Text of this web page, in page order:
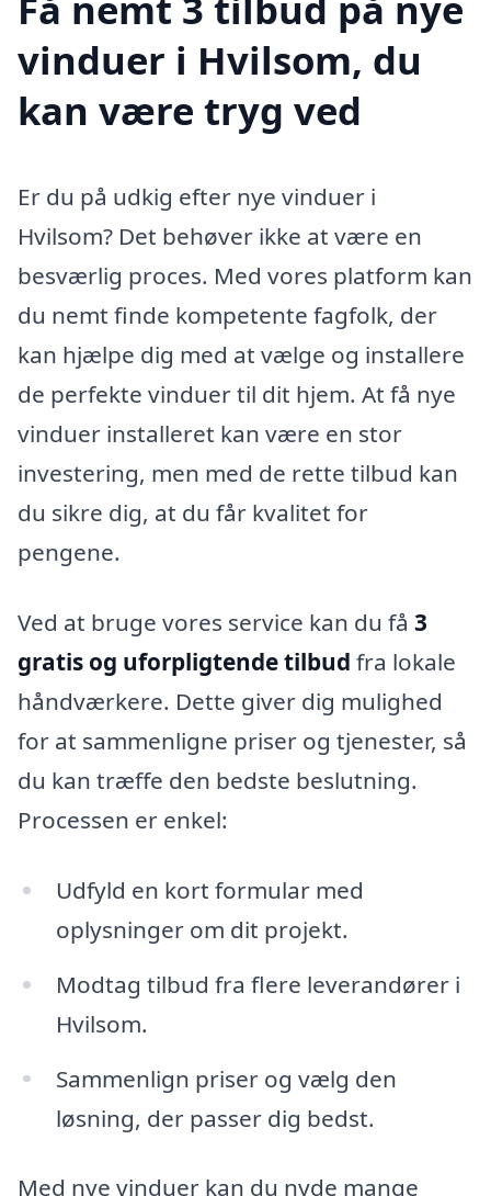
vinduer i Hvilsom, du
kan være tryg ved
Er du på udkig efter nye vinduer i
Hvilsom? Det behøver ikke at være en
besværlig proces. Med vores platform kan
du nemt finde kompetente fagfolk, der
kan hjælpe dig med at vælge og installere
de perfekte vinduer til dit hjem. At få nye
vinduer installeret kan være en stor
investering, men med de rette tilbud kan
du sikre dig, at du får kvalitet for
pengene.
Ved at bruge vores service kan du få 3
gratis og uforpligtende tilbud fra lokale
håndværkere. Dette giver dig mulighed
for at sammenligne priser og tjenester, så
du kan træffe den bedste beslutning.
Processen er enkel:
Udfyld en kort formular med
oplysninger om dit projekt.
Modtag tilbud fra flere leverandører i
Hvilsom.
Sammenlign priser og vælg den
løsning, der passer dig bedst.
Med nye vinduer kan du nyde mange